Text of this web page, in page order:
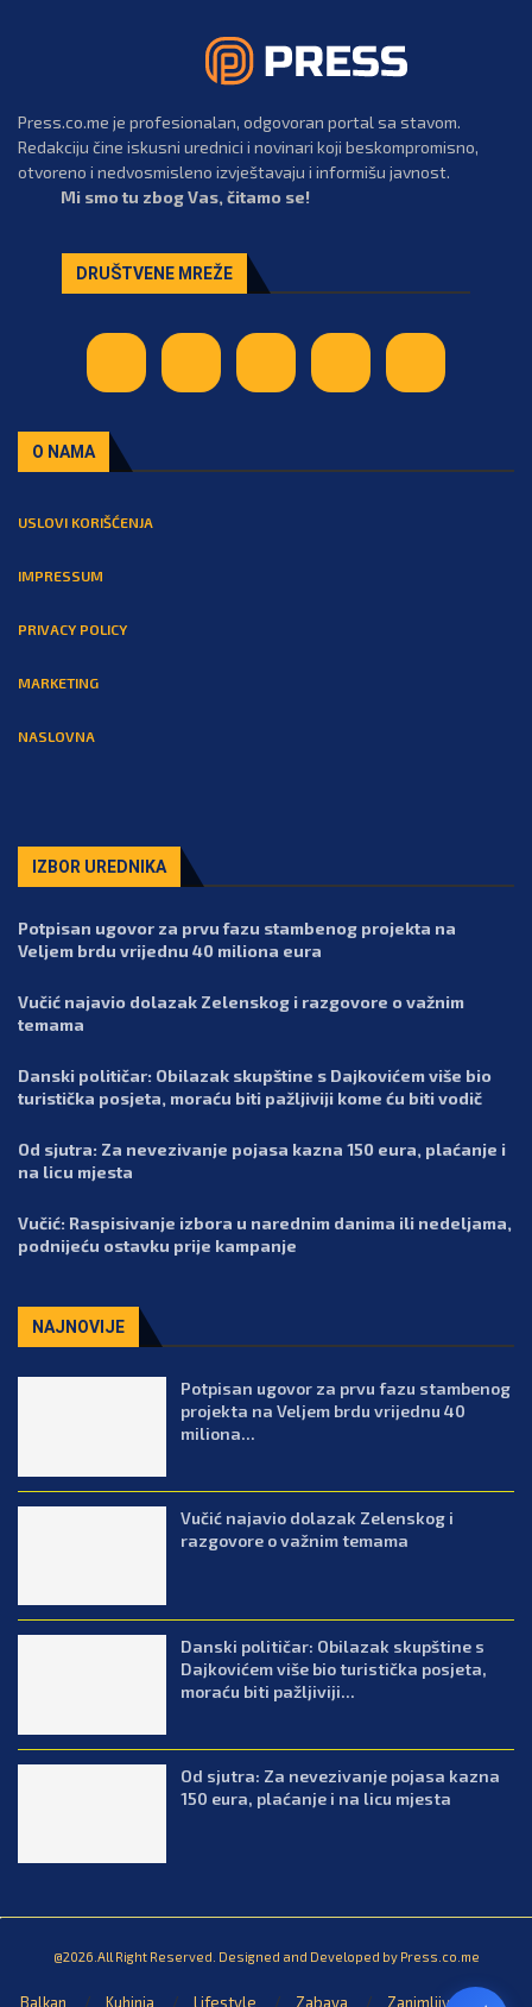
Press.co.me je profesionalan, odgovoran portal sa stavom.
Redakciju čine iskusni urednici i novinari koji beskompromisno,
otvoreno i nedvosmisleno izvještavaju i informišu javnost.
Mi smo tu zbog Vas, čitamo se!
DRUŠTVENE MREŽE
O NAMA
USLOVI KORIŠĆENJA
IMPRESSUM
PRIVACY POLICY
MARKETING
NASLOVNA
IZBOR UREDNIKA
Potpisan ugovor za prvu fazu stambenog projekta na
Veljem brdu vrijednu 40 miliona eura
Vučić najavio dolazak Zelenskog i razgovore o važnim
temama
Danski političar: Obilazak skupštine s Dajkovićem više bio
turistička posjeta, moraću biti pažljiviji kome ću biti vodič
Od sjutra: Za nevezivanje pojasa kazna 150 eura, plaćanje i
na licu mjesta
Vučić: Raspisivanje izbora u narednim danima ili nedeljama,
podnijeću ostavku prije kampanje
NAJNOVIJE
Potpisan ugovor za prvu fazu stambenog
projekta na Veljem brdu vrijednu 40
miliona...
Vučić najavio dolazak Zelenskog i
razgovore o važnim temama
Danski političar: Obilazak skupštine s
Dajkovićem više bio turistička posjeta,
moraću biti pažljiviji...
Od sjutra: Za nevezivanje pojasa kazna
150 eura, plaćanje i na licu mjesta
@2026.All Right Reserved. Designed and Developed by Press.co.me
Balkan Kuhinja Lifestyle Zabava Zanimljivosti